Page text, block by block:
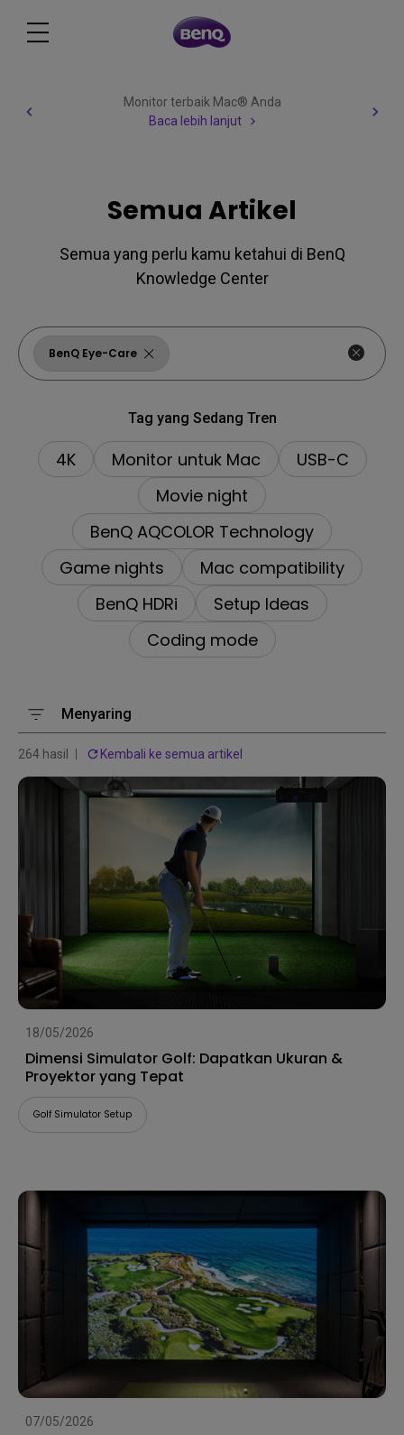
Monitor terbaik Mac® Anda
Baca lebih lanjut
Semua Artikel
Semua yang perlu kamu ketahui di BenQ
Knowledge Center
BenQ Eye-Care
Tag yang Sedang Tren
4K Monitor untuk Mac
USB-C
Movie night
BenQ AQCOLOR Technology
Game nights
Mac compatibility
BenQ HDRi
Setup Ideas
Coding mode
Menyaring
264 hasil Kembali ke semua artikel
18/05/2026
Dimensi Simulator Golf: Dapatkan Ukuran &
Proyektor yang Tepat
Golf Simulator Setup
07/05/2026